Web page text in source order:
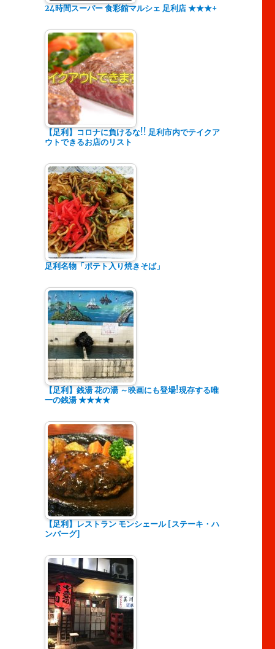
24時間スーパー 食彩館マルシェ 足利店 ★★★+
【足利】コロナに負けるな!! 足利市内でテイクア
ウトできるお店のリスト
足利名物「ポテト入り焼きそば」
【足利】銭湯 花の湯 ～映画にも登場!現存する唯
一の銭湯 ★★★★
【足利】レストラン モンシェール [ステーキ・ハ
ンバーグ]